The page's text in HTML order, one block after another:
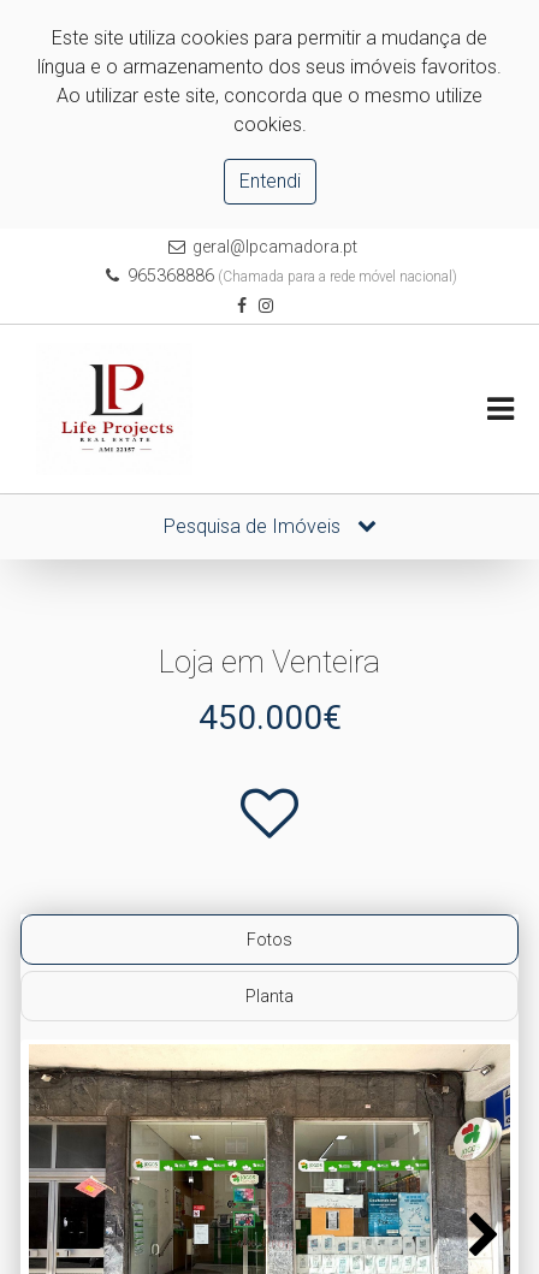
Este site utiliza cookies para permitir a mudança de
língua e o armazenamento dos seus imóveis favoritos.
Ao utilizar este site, concorda que o mesmo utilize
cookies.
Entendi
geral@lpcamadora.pt
965368886 (Chamada para a rede móvel nacional)
Pesquisa de Imóveis
Loja em Venteira
450.000€
Fotos
Planta